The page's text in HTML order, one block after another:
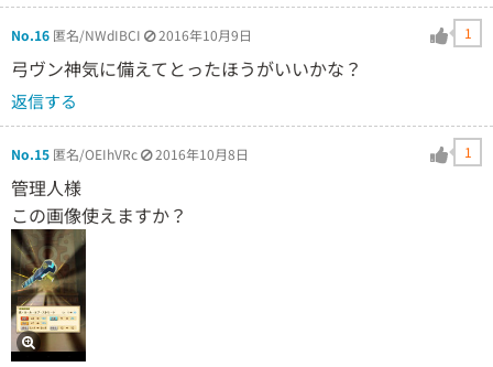
No.16 匿名/NWdIBCI 2016年10月9日 1
弓ヴン神気に備えてとったほうがいいかな？
返信する
No.15 匿名/OEIhVRc 2016年10月8日 1
管理人様
この画像使えますか？